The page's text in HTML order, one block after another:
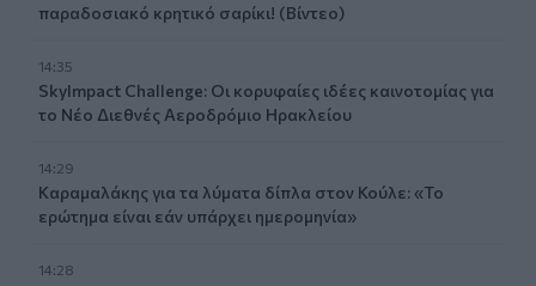
παραδοσιακό κρητικό σαρίκι! (Βίντεο)
14:35
SkyImpact Challenge: Οι κορυφαίες ιδέες καινοτομίας για
το Νέο Διεθνές Αεροδρόμιο Ηρακλείου
14:29
Καραμαλάκης για τα λύματα δίπλα στον Κούλε: «Το
ερώτημα είναι εάν υπάρχει ημερομηνία»
14:28